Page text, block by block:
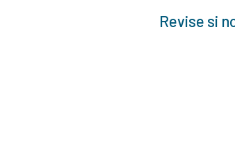
Educación Secundaria en
Educación InicialRevise si